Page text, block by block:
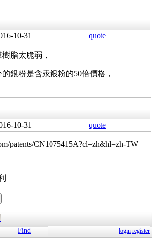
10-31 quote
脂太脆弱，
銀粉是含汞銀粉的50倍價格，
10-31 quote
patents/CN1075415A?cl=zh&hl=zh-TW
Find login register